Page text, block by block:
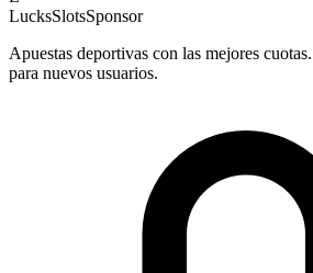
LucksSlotsSponsor
Apuestas deportivas con las mejores
para nuevos usuarios.